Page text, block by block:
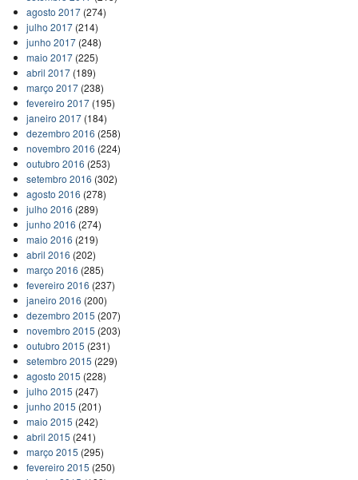
agosto 2017(274)
julho 2017(214)
junho 2017(248)
maio 2017(225)
abril 2017(189)
março 2017(238)
fevereiro 2017(195)
janeiro 2017(184)
dezembro 2016 (258)
novembro 2016 (224)
outubro 2016 (253)
setembro 2016 (302)
agosto 2016 (278)
julho 2016 (289)
junho 2016 (274)
maio 2016 (219)
abril 2016 (202)
março 2016 (285)
fevereiro 2016 (237)
janeiro 2016 (200)
dezembro 2015 (207)
novembro 2015 (203)
outubro 2015 (231)
setembro 2015 (229)
agosto 2015 (228)
julho 2015 (247)
junho 2015 (201)
maio 2015 (242)
abril 2015 (241)
março 2015 (295)
fevereiro 2015 (250)